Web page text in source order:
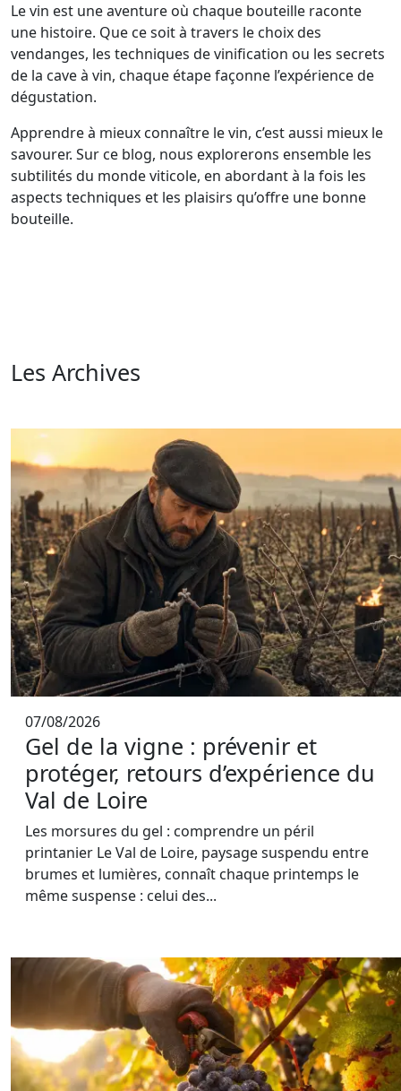
Le vin est une aventure où chaque bouteille raconte
une histoire. Que ce soit à travers le choix des
vendanges, les techniques de vinification ou les secrets
de la cave à vin, chaque étape façonne l’expérience de
dégustation.
Apprendre à mieux connaître le vin, c’est aussi mieux le
savourer. Sur ce blog, nous explorerons ensemble les
subtilités du monde viticole, en abordant à la fois les
aspects techniques et les plaisirs qu’offre une bonne
bouteille.
Les Archives
07/08/2026
Gel de la vigne : prévenir et
protéger, retours d’expérience du
Val de Loire
Les morsures du gel : comprendre un péril
printanier Le Val de Loire, paysage suspendu entre
brumes et lumières, connaît chaque printemps le
même suspense : celui des...